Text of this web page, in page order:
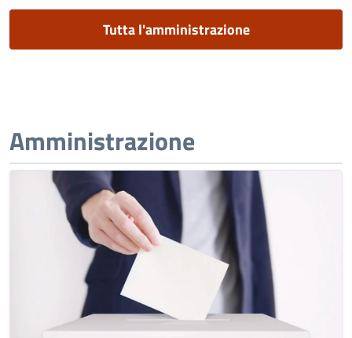
Tutta l'amministrazione
Amministrazione